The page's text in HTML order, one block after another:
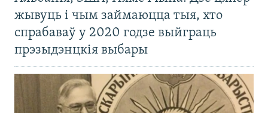
жывуць і чым займаюцца тыя, хто
спрабаваў у 2020 годзе выйграць
прэзыдэнцкія выбары